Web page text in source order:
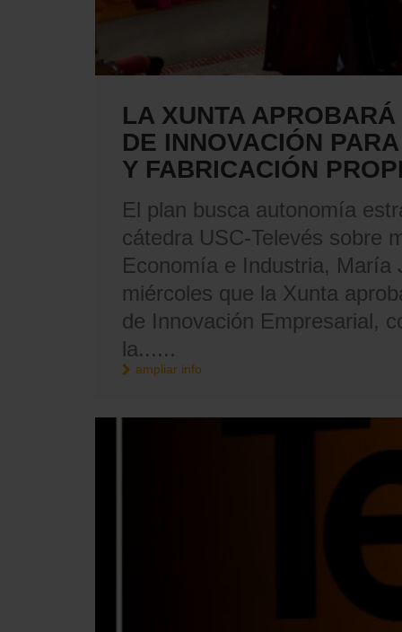
LA XUNTA
DE INNOVACIÓN
Y FABRICACIÓN
El plan busca autonomía
cátedra USC-Televés sobre
Economía e Industria, María
miércoles que la Xunta
de Innovación Empresarial,
la......
ampliar info